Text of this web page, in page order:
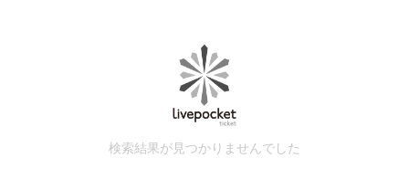
検索結果が見つかりませんでした